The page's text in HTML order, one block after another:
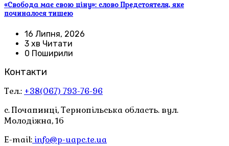
«Свобода має свою ціну»: слово Предстоятеля, яке
починалося тишею
16 Липня, 2026
3 хв Читати
0 Поширили
Контакти
Тел.: +38(067) 793-76-96
с. Почапинці, Тернопільська область. вул.
Молодіжна, 1б
E-mail: info@p-uapc.te.ua